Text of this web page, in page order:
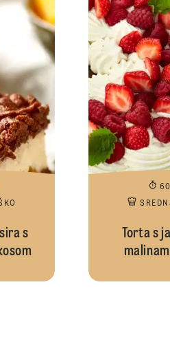
s
Torta s